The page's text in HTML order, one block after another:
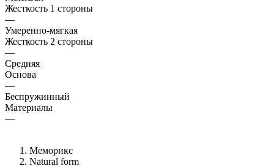
Жесткость 1 стороны
—
Умеренно-мягкая
Жесткость 2 стороны
—
Средняя
Основа
—
Беспружинный
Материалы
—
Меморикс
Natural form